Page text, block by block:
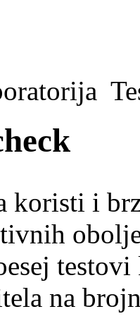
koristi i
na